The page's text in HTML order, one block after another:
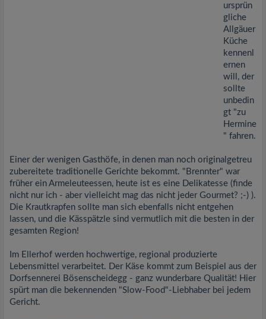
ursprün
gliche
Allgäuer
Küche
kennenl
ernen
will, der
sollte
unbedin
gt "zu
Hermine
" fahren.
Einer der wenigen Gasthöfe, in denen man noch originalgetreu
zubereitete traditionelle Gerichte bekommt. "Brennter" war
früher ein Armeleuteessen, heute ist es eine Delikatesse (finde
nicht nur ich - aber vielleicht mag das nicht jeder Gourmet? ;-) ).
Die Krautkrapfen sollte man sich ebenfalls nicht entgehen
lassen, und die Kässpätzle sind vermutlich mit die besten in der
gesamten Region!
Im Ellerhof werden hochwertige, regional produzierte
Lebensmittel verarbeitet. Der Käse kommt zum Beispiel aus der
Dorfsennerei Bösenscheidegg - ganz wunderbare Qualität! Hier
spürt man die bekennenden "Slow-Food"-Liebhaber bei jedem
Gericht.